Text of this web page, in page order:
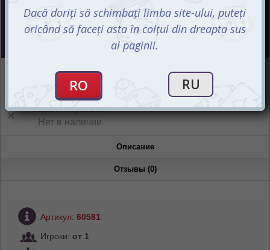
Цена :
199mdl
Нет в наличии
Интернет-магазин
Нет в наличии
Магазин “Игромания”
Нет в наличии
Описание
Отзывы (0)
Артикул: 60581
Игроки: от 1